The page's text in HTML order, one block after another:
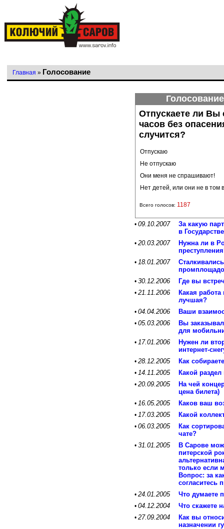
Главная » Голосование
Отпускаете ли Вы
часов без
случится?
Отпускаю
Не отпускаю
Они меня не спрашивают!
Нет детей, или они не в том
Всего голосов: 1187
• 09.10.2007
За какую
в
• 20.03.2007
Нужна ли в
• 18.01.2007
• 30.12.2006 Где вы
• 21.11.2006
Какая
лучшая?
• 04.04.2006 Ваши
• 05.03.2006
Вы
для
• 17.01.2006
Нужен ли
интернет-
• 28.12.2005 Как
• 14.11.2005 Какой
• 20.09.2005
На чей
цена билета)
• 16.05.2005 Каков ваш
• 17.03.2005 Какой
• 06.03.2005
Как
чате?
• 31.01.2005
В Сарове
питерской
только если
Вопрос: за
согласитесь
• 24.01.2005 Что думаете
• 04.12.2004 Что скажете
• 27.09.2004
Как вы
назначении